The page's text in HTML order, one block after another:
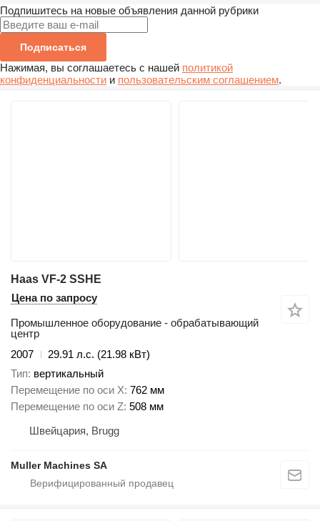
Подпишитесь на новые объявления данной рубрики
Подписаться
Нажимая, вы соглашаетесь с нашей политикой
конфиденциальности и пользовательским соглашением.
Haas VF-2 SSHE
Цена по запросу
Промышленное оборудование - обрабатывающий
центр
2007
29.91 л.с. (21.98 кВт)
Тип вертикальный
Перемещение по оси X 762 мм
Перемещение по оси Z 508 мм
Швейцария, Brugg
Muller Machines SA